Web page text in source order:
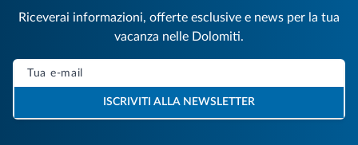
Riceverai informazioni, offerte esclusive e news per la tua
vacanza nelle Dolomiti.
ISCRIVITI ALLA NEWSLETTER